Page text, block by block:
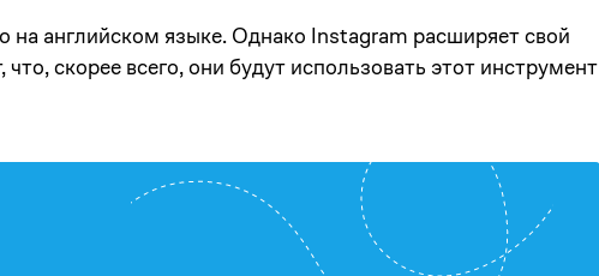
на английском языке. Однако Instagram расширяет свой
скорее всего, они будут использовать этот инструмент